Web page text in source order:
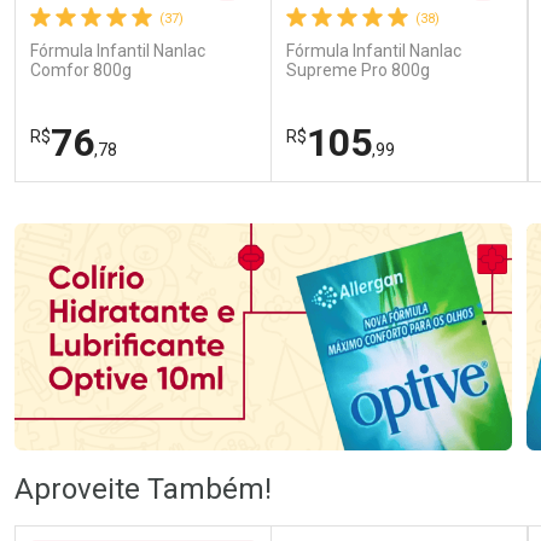
(37)
Fórmula Infantil Nanlac
Comfor 800g
R$76,78
(38)
Fórmula Infantil Nanlac
Supreme Pro 800g
R$105,99
Laboratório
Por Menos
Aproveite Também!